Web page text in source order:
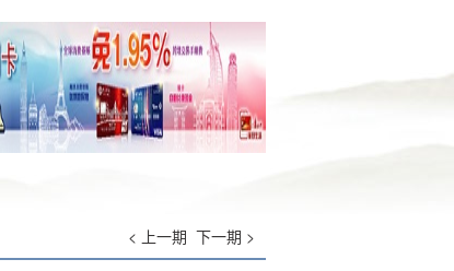
< 上一期 下一期 >